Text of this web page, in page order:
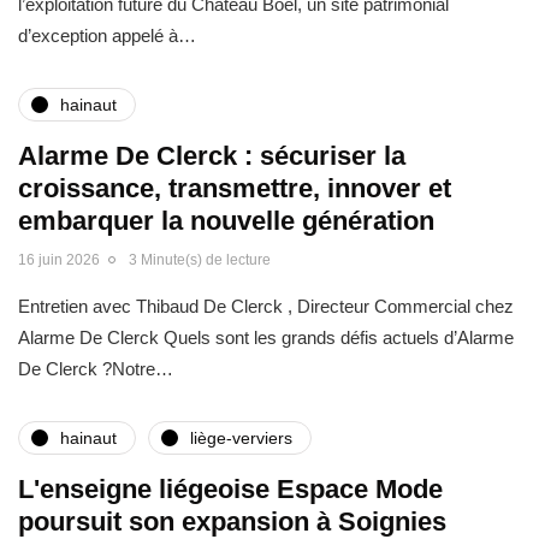
l’exploitation future du Château Boël, un site patrimonial
d’exception appelé à…
hainaut
Alarme De Clerck : sécuriser la
croissance, transmettre, innover et
embarquer la nouvelle génération
16 juin 2026 3 Minute(s) de lecture
Entretien avec Thibaud De Clerck , Directeur Commercial chez
Alarme De Clerck Quels sont les grands défis actuels d’Alarme
De Clerck ?Notre…
hainaut liège-verviers
L'enseigne liégeoise Espace Mode
poursuit son expansion à Soignies